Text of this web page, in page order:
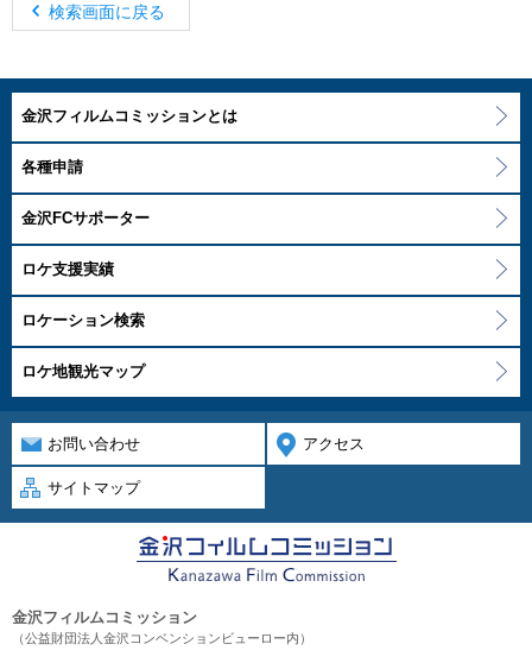
検索画面に戻る
金沢フィルムコミッションとは
各種申請
金沢FCサポーター
ロケ支援実績
ロケーション検索
ロケ地観光マップ
お問い合わせ アクセス
サイトマップ
金沢フィルムコミッション
（公益財団法人金沢コンベンションビューロー内）